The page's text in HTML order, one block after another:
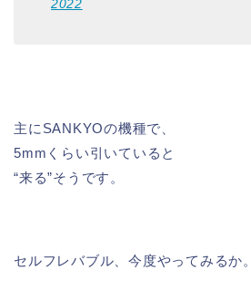
2022
主にSANKYOの機種で、
5mmくらい引いていると
“来る”そうです。
セルフレバブル、今度やってみるか。